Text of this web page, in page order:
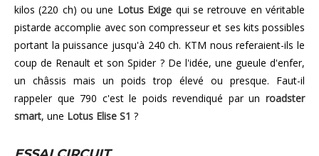
kilos (220 ch) ou une Lotus Exige qui se retrouve en véritable
pistarde accomplie avec son compresseur et ses kits possibles
portant la puissance jusqu'à 240 ch. KTM nous referaient-ils le
coup de Renault et son Spider ? De l'idée, une gueule d'enfer,
un châssis mais un poids trop élevé ou presque. Faut-il
rappeler que 790 c'est le poids revendiqué par un roadster
smart, une Lotus Elise S1 ?